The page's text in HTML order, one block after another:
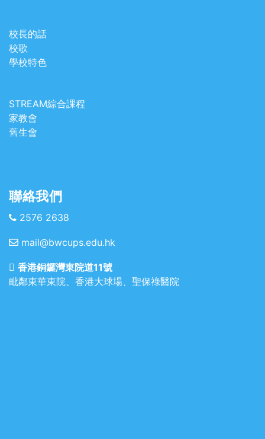
校長的話
校歌
學校特色
STREAM綜合課程
家教會
舊生會
聯絡我們
2576 2638
mail@bwcups.edu.hk
香港銅鑼灣東院道11號
毗鄰東華東院、香港大球場、聖保祿醫院